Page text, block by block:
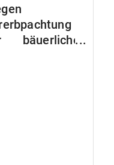
bäuerlichen
und